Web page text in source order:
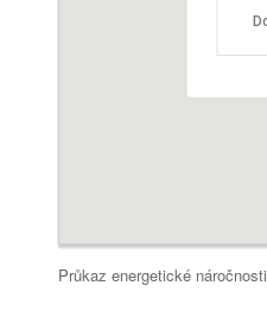
Průkaz energetické